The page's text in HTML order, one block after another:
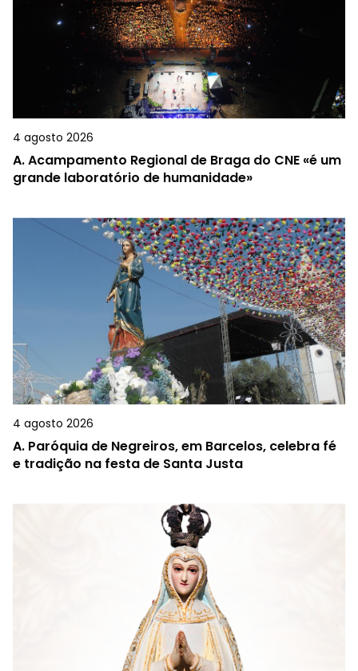
4 agosto 2026
A.Acampamento Regional de Braga do CNE «é um
grande laboratório de humanidade»
4 agosto 2026
A. Paróquia de Negreiros, em Barcelos, celebra fé
e tradição na festa de Santa Justa